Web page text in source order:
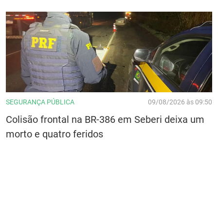
SEGURANÇA PÚBLICA 09/08/2026 às 09:50
Colisão frontal na BR-386 em Seberi deixa um
morto e quatro feridos